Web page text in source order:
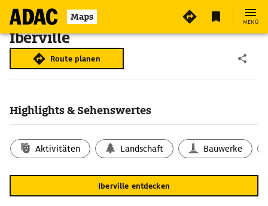
Maps MENÜ
Iberville
Route planen
Highlights & Sehenswertes
Aktivitäten Landschaft Bauwerke
Iberville entdecken